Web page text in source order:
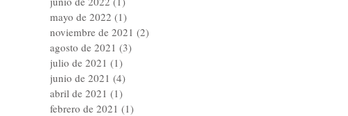
mayo de 2022 (1)
noviembre de 2021 (2)
agosto de 2021 (3)
julio de 2021 (1)
junio de 2021 (4)
abril de 2021 (1)
febrero de 2021 (1)